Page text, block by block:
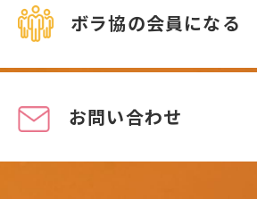
ボラ協の会員になる
お問い合わせ